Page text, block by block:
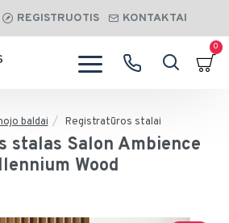
REGISTRUOTIS KONTAKTAI
0
baldai Registratūros stalai
stalas Salon Ambience
Wood